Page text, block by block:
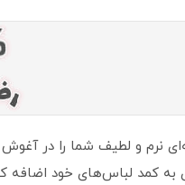
نرم و لطیف شما را در
به کمد لباس‌های خود